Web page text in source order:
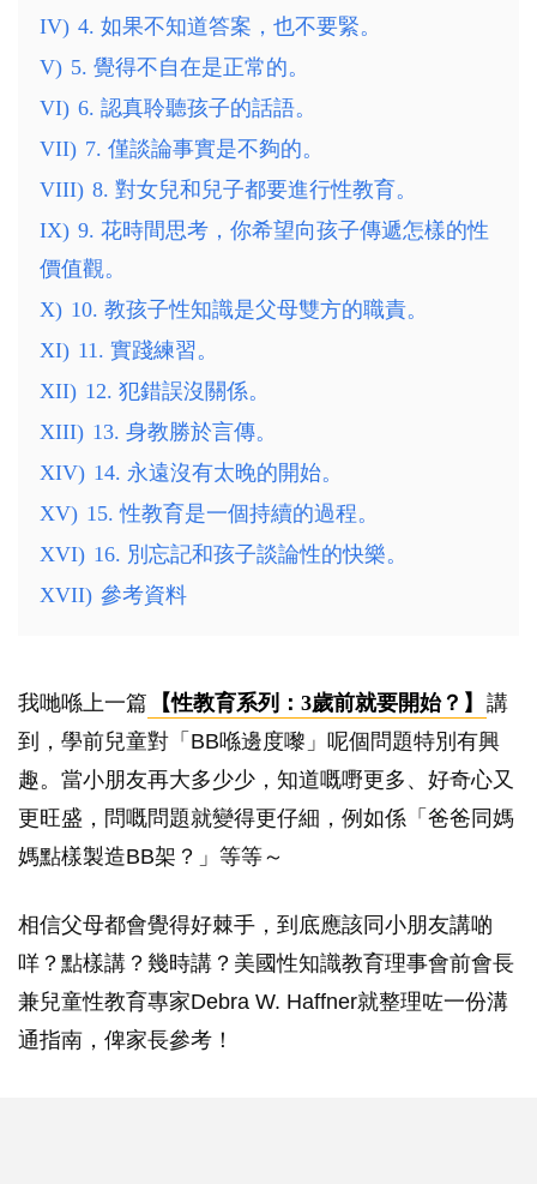
IV) 4. 如果不知道答案，也不要緊。
V) 5. 覺得不自在是正常的。
VI) 6. 認真聆聽孩子的話語。
VII) 7. 僅談論事實是不夠的。
VIII) 8. 對女兒和兒子都要進行性教育。
IX) 9. 花時間思考，你希望向孩子傳遞怎樣的性
價值觀。
X) 10. 教孩子性知識是父母雙方的職責。
XI) 11. 實踐練習。
XII) 12. 犯錯誤沒關係。
XIII) 13. 身教勝於言傳。
XIV) 14. 永遠沒有太晚的開始。
XV) 15. 性教育是一個持續的過程。
XVI) 16. 別忘記和孩子談論性的快樂。
XVII) 參考資料
我哋喺上一篇 【性教育系列：3歲前就要開始？】 講
到，學前兒童對「BB喺邊度嚟」呢個問題特別有興
趣。當小朋友再大多少少，知道嘅嘢更多、好奇心又
更旺盛，問嘅問題就變得更仔細，例如係「爸爸同媽
媽點樣製造BB架？」等等～
相信父母都會覺得好棘手，到底應該同小朋友講啲
咩？點樣講？幾時講？美國性知識教育理事會前會長
兼兒童性教育專家Debra W. Haffner就整理咗一份溝
通指南，俾家長參考！